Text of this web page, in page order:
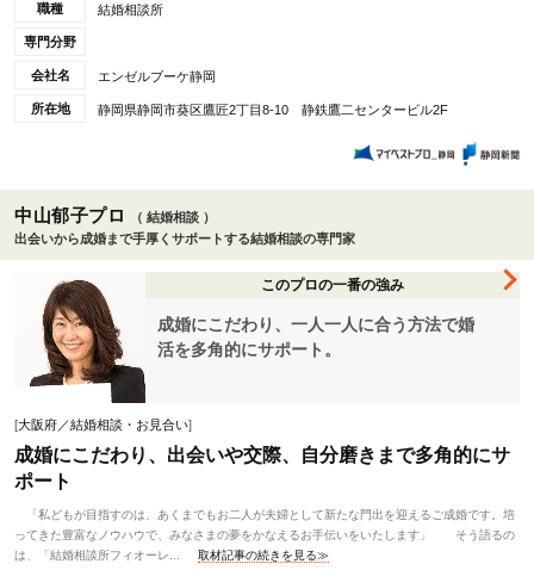
職種 結婚相談所
専門分野
会社名 エンゼルブーケ静岡
所在地 静岡県静岡市葵区鷹匠2丁目8-10 静鉄鷹二センタービル2F
中山郁子プロ
（ 結婚相談 ）
出会いから成婚まで手厚くサポートする結婚相談の専門家
このプロの一番の強み
成婚にこだわり、一人一人に合う方法で婚
活を多角的にサポート。
[大阪府／結婚相談・お見合い]
成婚にこだわり、出会いや交際、自分磨きまで多角的にサ
ポート
「私どもが目指すのは、あくまでもお二人が夫婦として新たな門出を迎えるご成婚です。培
ってきた豊富なノウハウで、みなさまの夢をかなえるお手伝いをいたします」 そう語るの
は、「結婚相談所フィオーレ...
取材記事の続きを見る≫